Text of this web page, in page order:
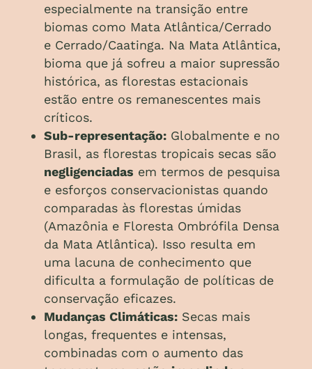
especialmente na transição entre
biomas como Mata Atlântica/Cerrado
e Cerrado/Caatinga. Na Mata Atlântica,
bioma que já sofreu a maior supressão
histórica, as florestas estacionais
estão entre os remanescentes mais
críticos.
Sub-representação:Globalmente e no
Brasil, as florestas tropicais secas são
negligenciadas em termos de pesquisa
e esforços conservacionistas quando
comparadas às florestas úmidas
(Amazônia e Floresta Ombrófila Densa
da Mata Atlântica). Isso resulta em
uma lacuna de conhecimento que
dificulta a formulação de políticas de
conservação eficazes.
Mudanças Climáticas:Secas mais
longas, frequentes e intensas,
combinadas com o aumento das